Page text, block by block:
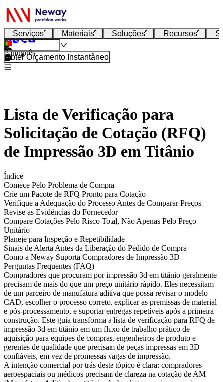
Serviços Materiais Soluções Recursos
Português
Obter Orçamento Instantâneo
Lista de Verificação para
Solicitação de Cotação (RFQ)
de Impressão 3D em Titânio
Índice
Comece Pelo Problema de Compra
Crie um Pacote de RFQ Pronto para Cotação
Verifique a Adequação do Processo Antes de Comparar Preços
Revise as Evidências do Fornecedor
Compare Cotações Pelo Risco Total, Não Apenas Pelo Preço
Unitário
Planeje para Inspeção e Repetibilidade
Sinais de Alerta Antes da Liberação do Pedido de Compra
Como a Neway Suporta Compradores de Impressão 3D
Perguntas Frequentes (FAQ)
Compradores que procuram porimpressão 3d em titânio geralmente
precisam de mais do que um preço unitário rápido. Eles necessitam
de um parceiro de manufatura aditiva que possa revisar o modelo
CAD, escolher o processo correto, explicar as premissas de material
e pós-processamento, e suportar entregas repetíveis após a primeira
construção. Este guia transforma a lista de verificação para RFQ de
impressão 3d em titânio em um fluxo de trabalho prático de
aquisição para equipes de compras, engenheiros de produto e
gerentes de qualidade que precisam de peças impressas em 3D
confiáveis, em vez de promessas vagas de impressão.
A intenção comercial por trás deste tópico é clara: compradores
aeroespaciais ou médicos precisam de clareza na cotação de AM